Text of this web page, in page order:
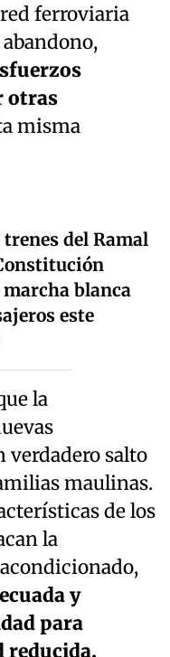
ferroviaria
otras
misma
trenes del Ramal
blanca
este
la
salto
maulinas.
de los
la
y
para
reducida.